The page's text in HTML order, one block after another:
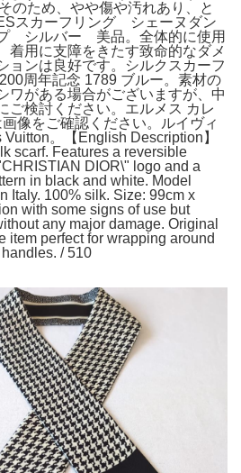
のため、やや傷や汚れあり、と
スカーフリング シェーヌダン
シルバー 美品。全体的に使用
着用に支障をきたす致命的なダメ
ョンは良好です。シルクスカーフ
周年記念 1789 ブルー。素材の
ワがある場合がございますが、中
ご検討ください。エルメス カレ
像をご確認ください。ルイヴィ
。【English Description】
scarf. Features a reversible
DIOR\" logo and a
in black and white. Model
Italy. 100% silk. Size: 99cm x
with some signs of use but
any major damage. Original
item perfect for wrapping around
/ 510